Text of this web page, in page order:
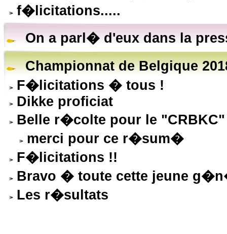
f�licitations.....
On a parl� d'eux dans la
Championnat de Belgique
F�licitations � tous !
Dikke proficiat
Belle r�colte pour le
merci pour ce r�sum�
F�licitations !!
Bravo � toute cette jeune
Les r�sultats